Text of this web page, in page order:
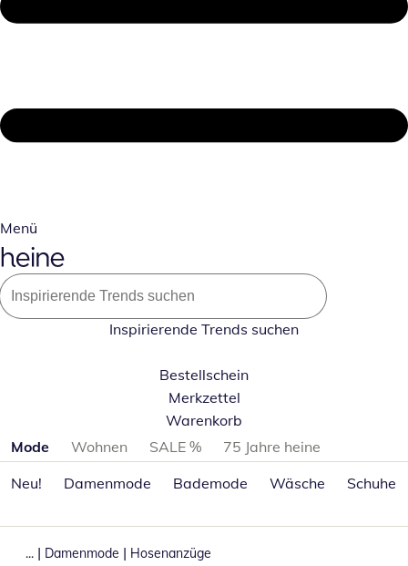
Menü
Inspirierende Trends suchen
Bestellschein
Merkzettel
Warenkorb
Produktkategorien überspringen
Mode Wohnen SALE %
75 Jahre heine
Neu!
Damenmode Bademode Wäsche Schuhe
... | Damenmode | Hosenanzüge